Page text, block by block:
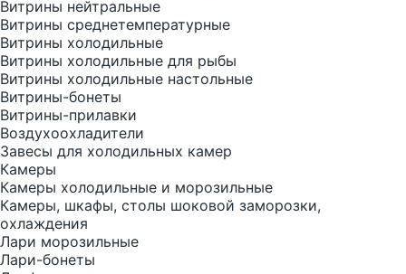
Витрины нейтральные
Витрины среднетемпературные
Витрины холодильные
Витрины холодильные для рыбы
Витрины холодильные настольные
Витрины-бонеты
Витрины-прилавки
Воздухоохладители
Завесы для холодильных камер
Камеры
Камеры холодильные и морозильные
Камеры, шкафы, столы шоковой заморозки,
охлаждения
Лари морозильные
Лари-бонеты